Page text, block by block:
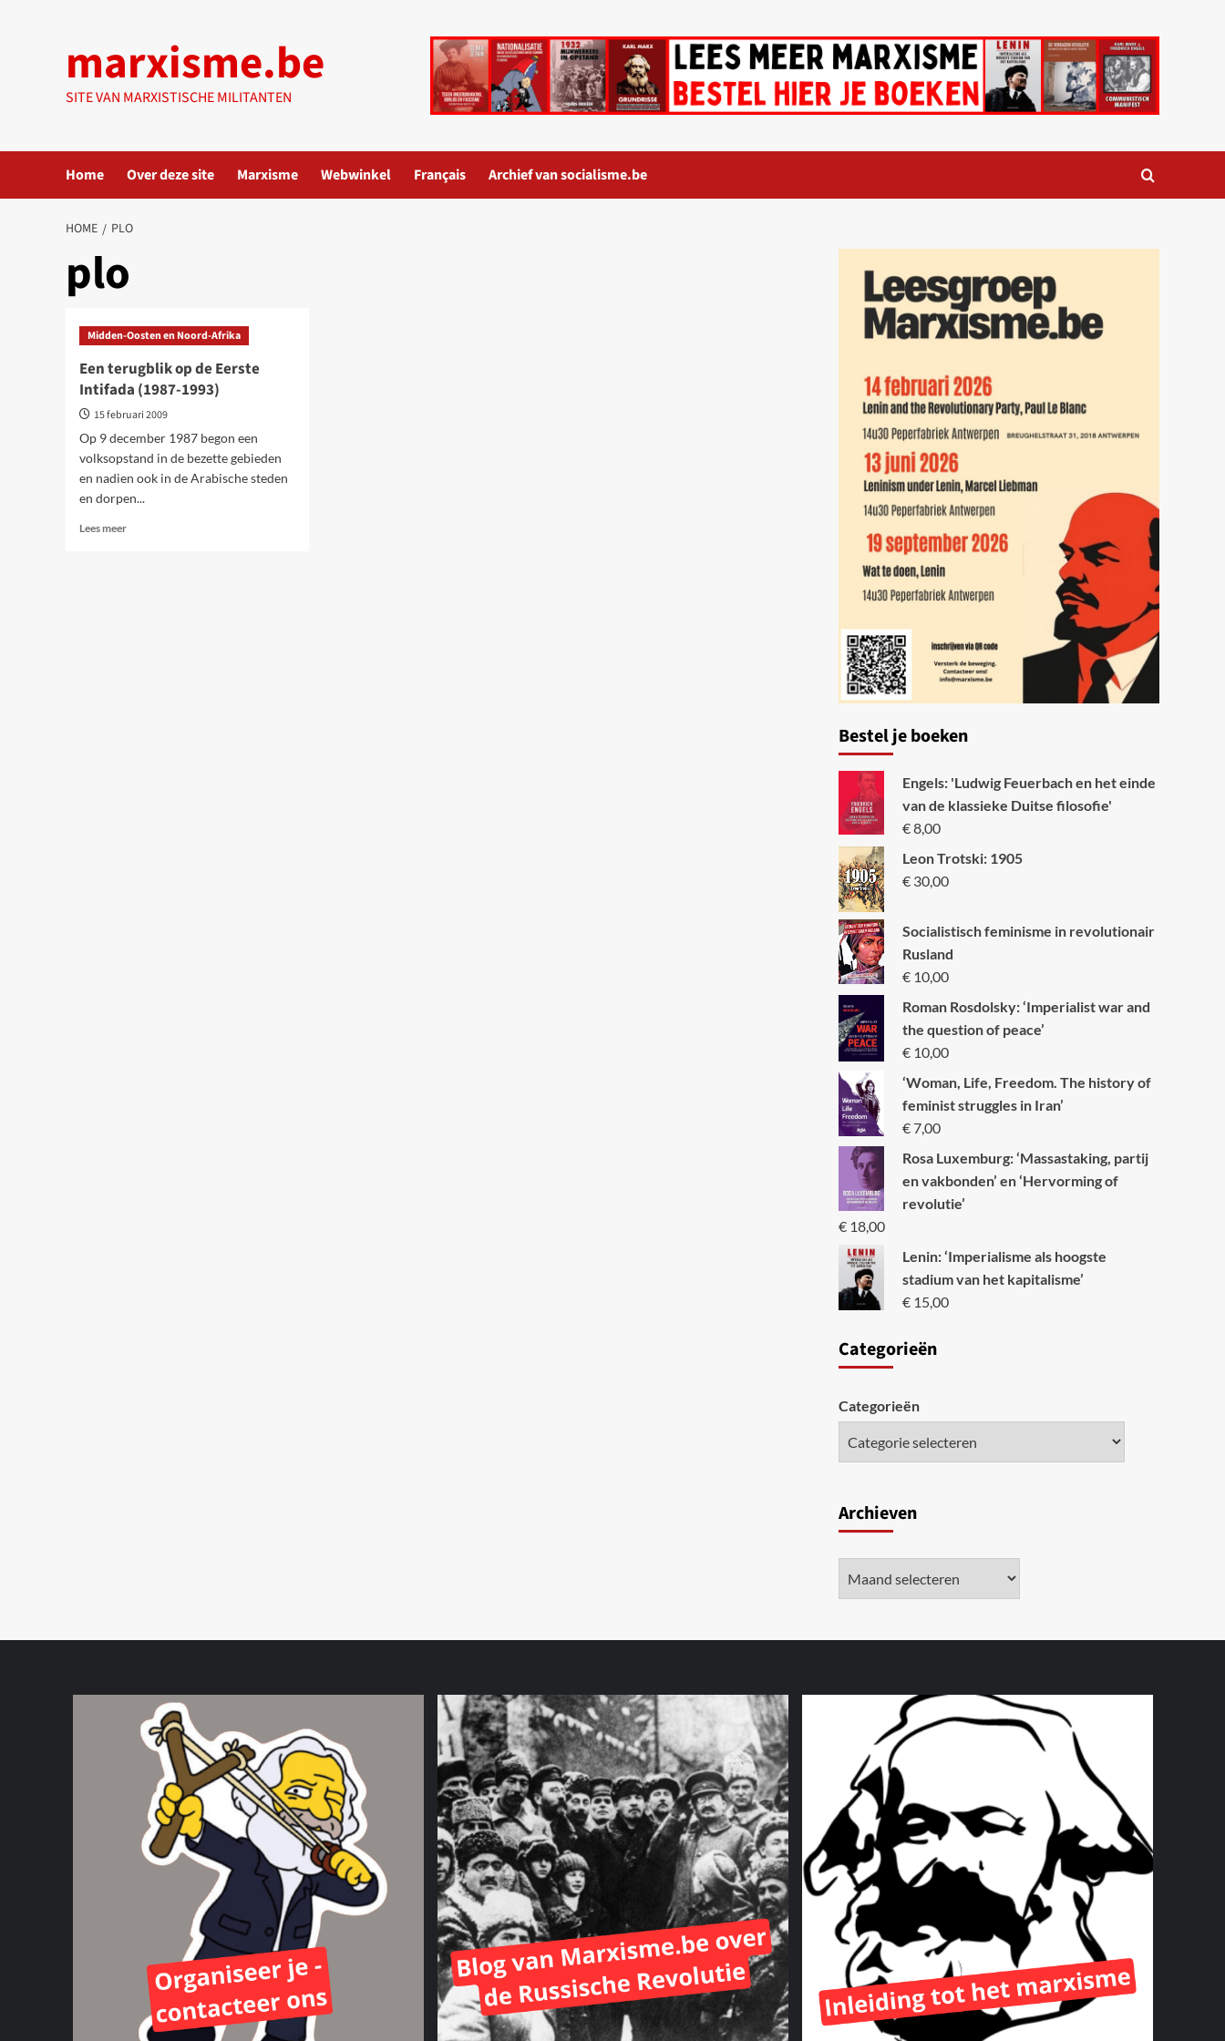
marxisme.be
SITE VAN MARXISTISCHE MILITANTEN
Home Over deze site Marxisme Webwinkel Français Archief van socialisme.be
HOME PLO
plo
Midden-Oosten en Noord-Afrika
Een terugblik op de Eerste
Intifada (1987-1993)
15 februari 2009
Op 9 december 1987 begon een
volksopstand in de bezette gebieden
en nadien ook in de Arabische steden
en dorpen...
Lees meerLees
Bestel je boeken
Engels: 'Ludwig Feuerbach en het einde
van de klassieke Duitse filosofie'
€8,00
Leon Trotski: 1905
€30,00
Socialistisch feminisme in revolutionair
Rusland
€10,00
Roman Rosdolsky: ‘Imperialist war and
the question of peace’
€10,00
‘Woman, Life, Freedom. The history of
feminist struggles in Iran’
€7,00
Rosa Luxemburg: ‘Massastaking, partij
en vakbonden’ en ‘Hervorming of
revolutie’
€18,00
Lenin: ‘Imperialisme als hoogste
stadium van het kapitalisme’
€15,00
Categorieën
Categorieën
Archieven